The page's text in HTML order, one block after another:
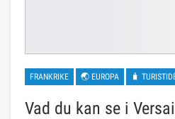
FRANKRIKE 🌏 EUROPA 🧳
Vad du kan se i